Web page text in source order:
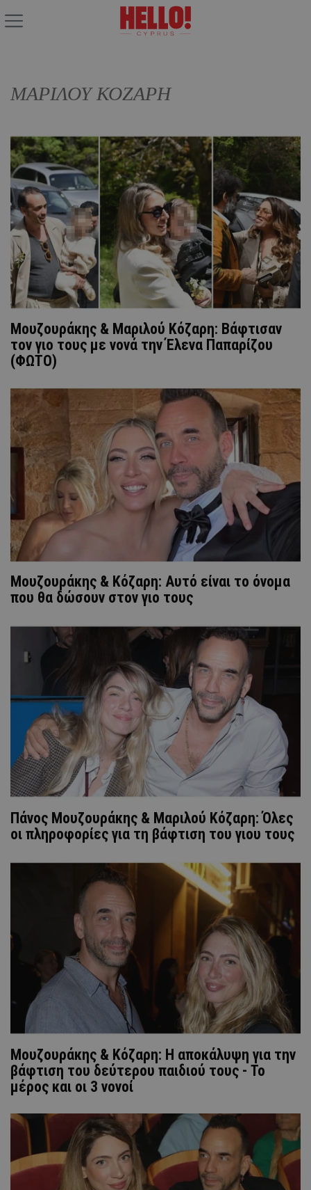
ΜΑΡΙΛΟΥ ΚΟΖΑΡΗ
Μουζουράκης & Μαριλού Κόζαρη: Βάφτισαν
τον γιο τους με νονά την Έλενα Παπαρίζου
(ΦΩΤΟ)
Μουζουράκης & Κόζαρη: Αυτό είναι το όνομα
που θα δώσουν στον γιο τους
Πάνος Μουζουράκης & Μαριλού Κόζαρη: Όλες
οι πληροφορίες για τη βάφτιση του γιου τους
Μουζουράκης & Κόζαρη: Η αποκάλυψη για την
βάφτιση του δεύτερου παιδιού τους - Το
μέρος και οι 3 νονοί